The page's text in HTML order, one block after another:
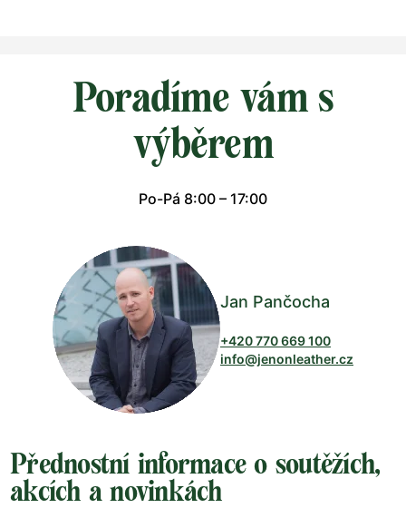
Poradíme vám s
výběrem
Po-Pá 8:00 – 17:00
Jan Pančocha
+420 770 669 100
info@jenonleather.cz
Přednostní informace o soutěžích,
akcích a novinkách